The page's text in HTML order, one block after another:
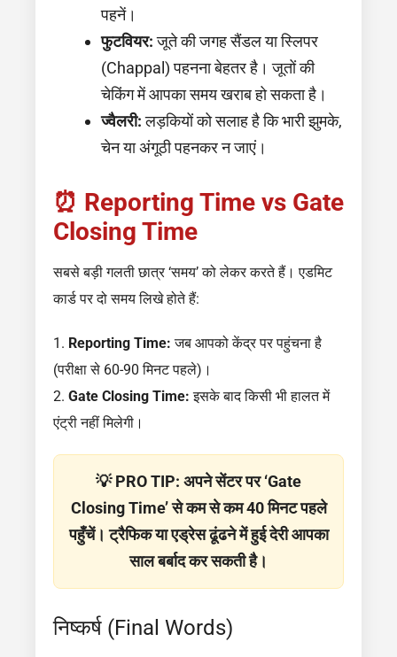
पहनें।
फुटवियर:जूते की जगह सैंडल या स्लिपर
(Chappal) पहनना बेहतर है। जूतों की
चेकिंग में आपका समय खराब हो सकता है।
ज्वैलरी:लड़कियों को सलाह है कि भारी झुमके,
चेन या अंगूठी पहनकर न जाएं।
⏰ Reporting Time vs Gate
Closing Time
सबसे बड़ी गलती छात्र ‘समय’ को लेकर करते हैं। एडमिट
कार्ड पर दो समय लिखे होते हैं:
1. Reporting Time: जब आपको केंद्र पर पहुंचना है
(परीक्षा से 60-90 मिनट पहले)।
2. Gate Closing Time: इसके बाद किसी भी हालत में
एंट्री नहीं मिलेगी।
💡 PRO TIP: अपने सेंटर पर ‘Gate
Closing Time’ से कम से कम 40 मिनट पहले
पहुँचें। ट्रैफिक या एड्रेस ढूंढने में हुई देरी आपका
साल बर्बाद कर सकती है।
निष्कर्ष (Final Words)